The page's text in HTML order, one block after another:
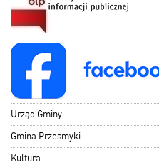
Urząd Gminy
Gmina Przesmyki
Kultura